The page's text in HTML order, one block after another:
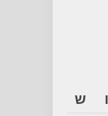
ו ש